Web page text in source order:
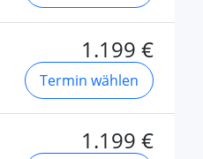
1.199 €
Termin wählen
1.199 €